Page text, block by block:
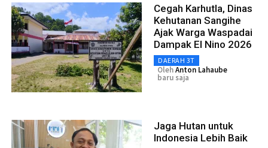
Cegah Karhutla, Dinas
Kehutanan Sangihe
Ajak Warga Waspadai
Dampak El Nino 2026
DAERAH 3T
OlehAnton Lahaube
baru saja
Jaga Hutan untuk
Indonesia Lebih Baik